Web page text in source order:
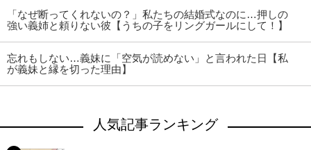
「なぜ断ってくれないの？」私たちの結婚式なのに…押しの
強い義姉と頼りない彼【うちの子をリングガールにして！】
忘れもしない…義妹に「空気が読めない」と言われた日【私
が義妹と縁を切った理由】
人気記事ランキング